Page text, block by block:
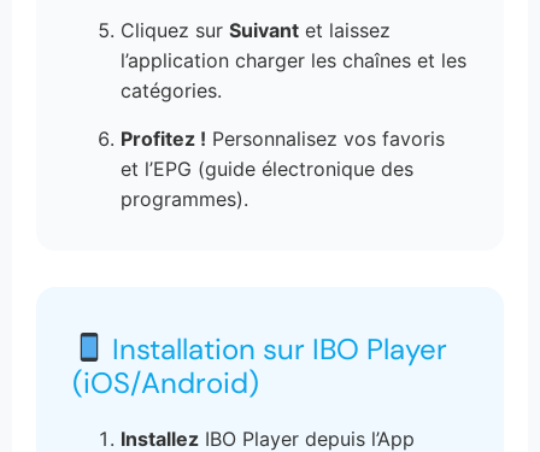
Cliquez sur Suivant et laissez
l’application charger les chaînes et les
catégories.
Profitez ! Personnalisez vos favoris
et l’EPG (guide électronique des
programmes).
Installation sur IBO Player
(iOS/Android)
Installez IBO Player depuis l’App